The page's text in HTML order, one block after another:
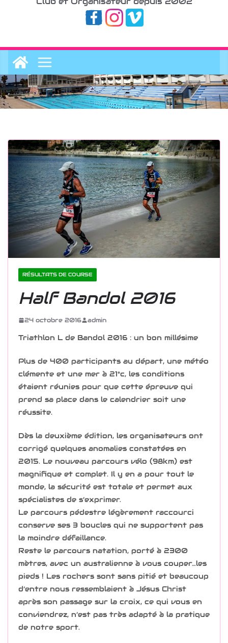
RÉSULTATS DE COURSE
Half Bandol 2016
24 octobre 2016 admin
Triathlon L de Bandol 2016 : un bon millésime
Plus de 400 participants au départ, une météo
clémente et une mer à 21°c, les conditions
étaient réunies pour que cette épreuve qui
prend sa place dans le calendrier soit une
réussite.
Dès la deuxième édition, les organisateurs ont
corrigé quelques anomalies constatées en
2015. Le nouveau parcours vélo (98km) est
magnifique et complet. Il y en a pour tout le
monde, la sécurité est totale et permet aux
spécialistes de s’exprimer.
Le parcours pédestre légèrement raccourci
conserve ses 3 boucles qui ne supportent pas
la moindre défaillance.
Reste le parcours natation, porté à 2300
mètres, avec un australienne à vous couper…les
pieds ! Les rochers sont sans pitié et beaucoup
d’entre nous ressemblaient à Jésus Christ
après son passage sur la croix, ce qui vous en
conviendrez, n’est pas très adapté à la pratique
de notre sport.